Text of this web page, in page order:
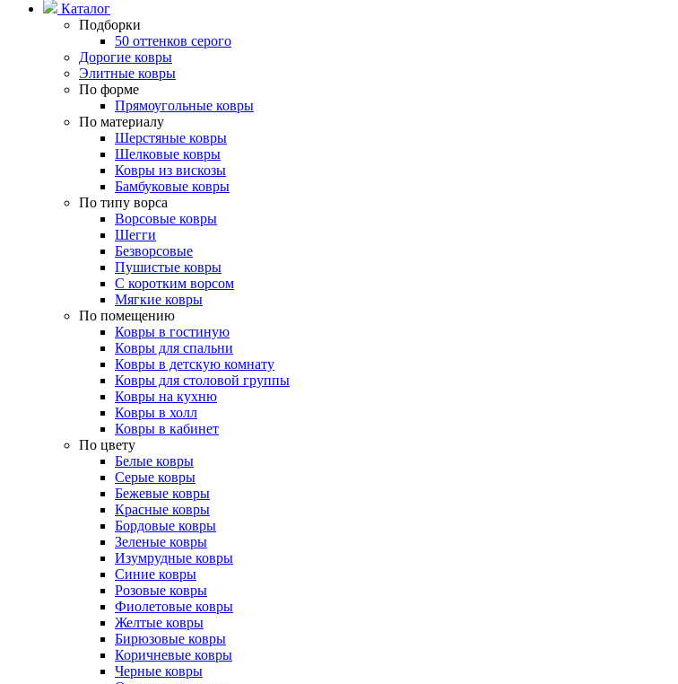
Каталог
Подборки
50 оттенков серого
Дорогие ковры
Элитные ковры
По форме
Прямоугольные ковры
По материалу
Шерстяные ковры
Шелковые ковры
Ковры из вискозы
Бамбуковые ковры
По типу ворса
Ворсовые ковры
Шегги
Безворсовые
Пушистые ковры
С коротким ворсом
Мягкие ковры
По помещению
Ковры в гостиную
Ковры для спальни
Ковры в детскую комнату
Ковры для столовой группы
Ковры на кухню
Ковры в холл
Ковры в кабинет
По цвету
Белые ковры
Серые ковры
Бежевые ковры
Красные ковры
Бордовые ковры
Зеленые ковры
Изумрудные ковры
Синие ковры
Розовые ковры
Фиолетовые ковры
Желтые ковры
Бирюзовые ковры
Коричневые ковры
Черные ковры